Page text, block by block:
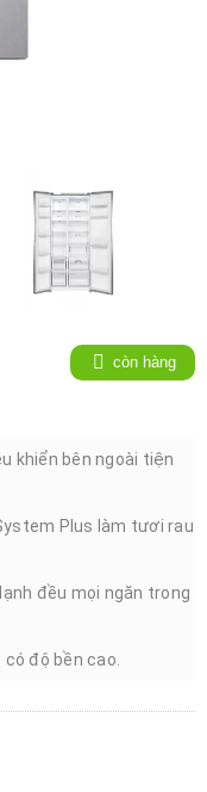
còn hàng
khiển bên ngoài tiện
Plus làm tươi rau
đều mọi ngăn trong
độ bền cao.